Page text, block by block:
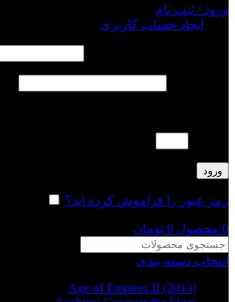
ورود / ثبت نام
ایجاد حساب کاربری
ورود
رمز عبور را فراموش کرده اید؟
0 محصول 0 تومان
انتخاب دسته بندی
Age of Empires II (2013)